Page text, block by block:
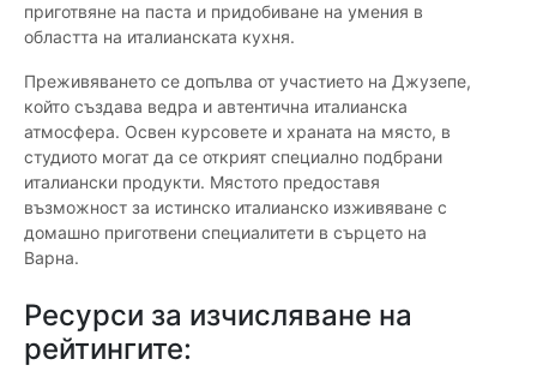
приготвяне на паста и придобиване на умения в
областта на италианската кухня.
Преживяването се допълва от участието на Джузепе,
който създава ведра и автентична италианска
атмосфера. Освен курсовете и храната на място, в
студиото могат да се открият специално подбрани
италиански продукти. Мястото предоставя
възможност за истинско италианско изживяване с
домашно приготвени специалитети в сърцето на
Варна.
Ресурси за изчисляване на
рейтингите: